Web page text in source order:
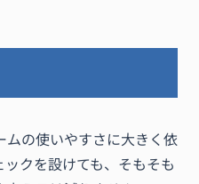
の使いやすさに大きく依
クを設けても、そもそも